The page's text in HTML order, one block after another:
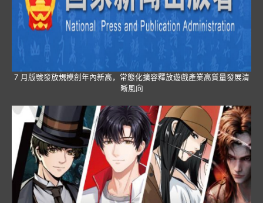
7 月版號發放規模創年內新高，常態化擴容釋放遊戲產業高質量發展清
晰風向